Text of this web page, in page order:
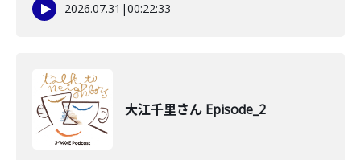
2026.07.31 |00:22:33
大江千里さん Episode_2